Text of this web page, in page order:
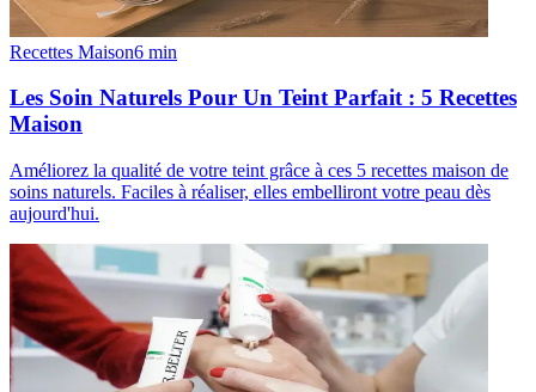
Recettes Maison6 min
Les Soin Naturels Pour Un Teint Parfait : 5 Recettes
Maison
Améliorez la qualité de votre teint grâce à ces 5 recettes maison de
soins naturels. Faciles à réaliser, elles embelliront votre peau dès
aujourd'hui.